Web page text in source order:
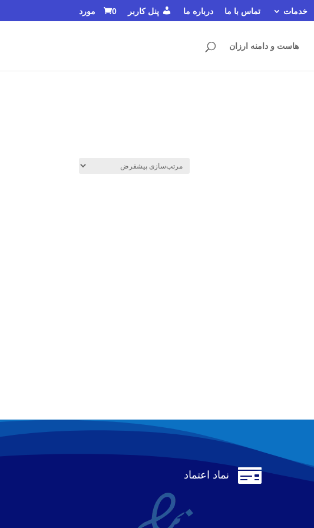
خدمات تماس با ما درباره ما پنل کاربر 0 مورد
هاست و دامنه ارزان
 نماد اعتماد